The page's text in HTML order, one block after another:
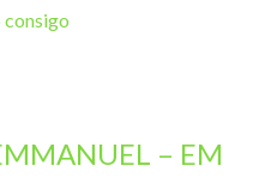
consigo
– EM